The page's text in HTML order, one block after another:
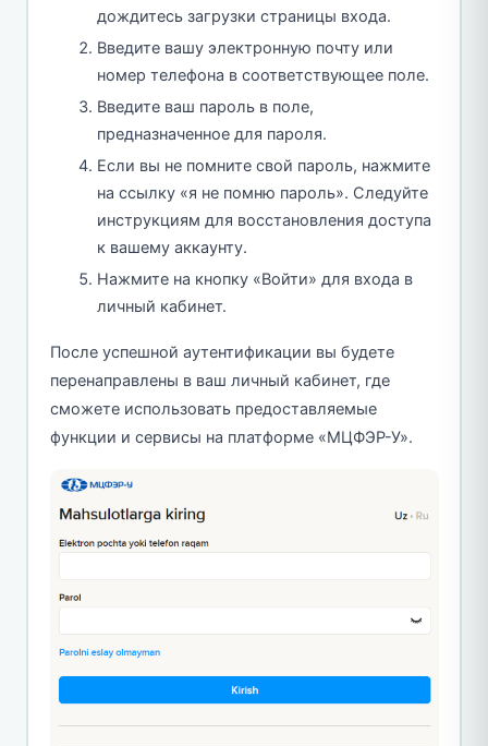
дождитесь загрузки страницы входа.
Введите вашу электронную почту или
номер телефона в соответствующее поле.
Введите ваш пароль в поле,
предназначенное для пароля.
Если вы не помните свой пароль, нажмите
на ссылку «я не помню пароль». Следуйте
инструкциям для восстановления доступа
к вашему аккаунту.
Нажмите на кнопку «Войти» для входа в
личный кабинет.
После успешной аутентификации вы будете
перенаправлены в ваш личный кабинет, где
сможете использовать предоставляемые
функции и сервисы на платформе «МЦФЭР-У».